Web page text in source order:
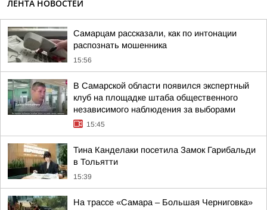
ЛЕНТА НОВОСТЕЙ
Самарцам рассказали, как по интонации
распознать мошенника
15:56
В Самарской области появился экспертный
клуб на площадке штаба общественного
независимого наблюдения за выборами
15:45
Тина Канделаки посетила Замок Гарибальди
в Тольятти
15:39
На трассе «Самара – Большая Черниговка»